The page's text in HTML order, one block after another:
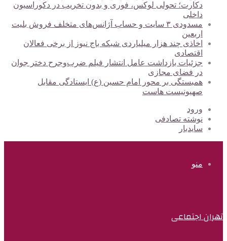
دکارت؛ تحولی لوکس، فوری و بدون تخریب در دکوراسیون
داخلی
مسدودی ۳ سایت و حساب آژانس‌های متخلف فروش بلیت
اربعین
اخاذی چند هزار میلیاردی شبکه باج نیوز از برخی فعالان
اقتصادی
جزئیات بازداشت عامل انتشار فیلم ضرب‌وجرح دختر جوان
در فضای مجازی
همبستگی بر محور امام حسین (ع) ایستادگی مقابل
صهیونیست هاست
ورود
نوشته تصادفی
سایدبار
منو
تهران اجتماعی